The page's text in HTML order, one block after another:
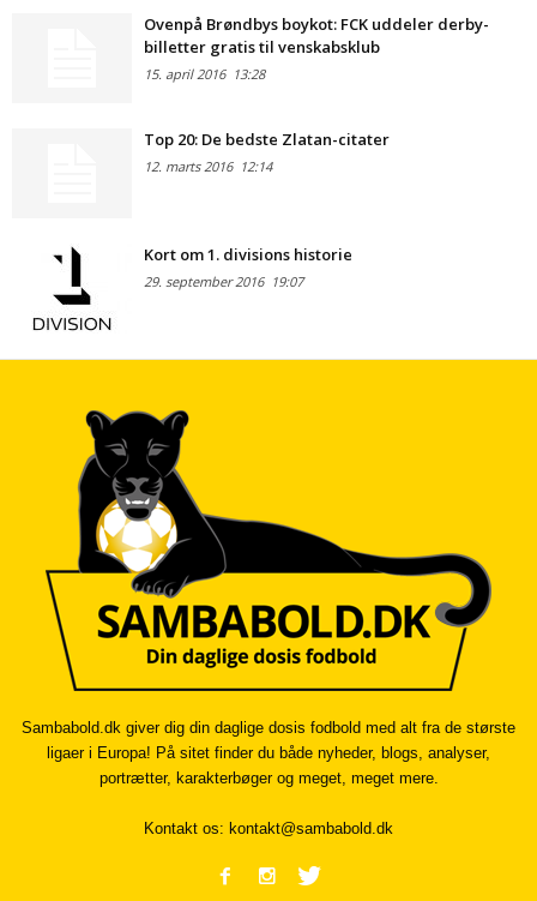
Ovenpå Brøndbys boykot: FCK uddeler derby-
billetter gratis til venskabsklub
15. april 201613:28
Top 20: De bedste Zlatan-citater
12. marts 201612:14
Kort om 1. divisions historie
29. september 201619:07
Sambabold.dk giver dig din daglige dosis fodbold med alt fra de største
ligaer i Europa! På sitet finder du både nyheder, blogs, analyser,
portrætter, karakterbøger og meget, meget mere.
Kontakt os: kontakt@sambabold.dk